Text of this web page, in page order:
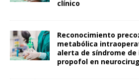
clínico
Reconocimiento
metabólica
alerta de síndrome
propofol en